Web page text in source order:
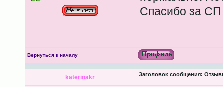
Спасибо за СП
Вернуться к началу
katerinakr Заголовок сообщения: